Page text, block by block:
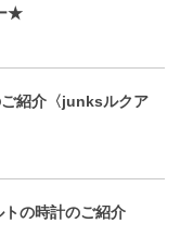
★
紹介〈junksルクア
トの時計のご紹介